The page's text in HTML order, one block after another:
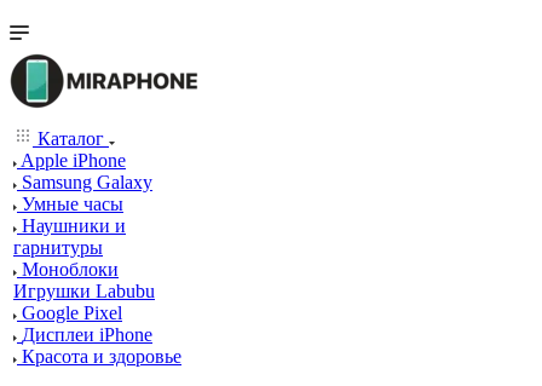
Каталог
Apple iPhone
Samsung Galaxy
Умные часы
Наушники и
гарнитуры
Моноблоки
Игрушки Labubu
Google Pixel
Дисплеи iPhone
Красота и здоровье